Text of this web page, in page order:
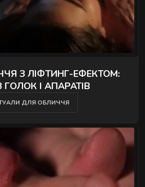
З ЛІФТИНГ-ЕФЕКТОМ:
І АПАРАТІВ
ДЛЯ ОБЛИЧЧЯ